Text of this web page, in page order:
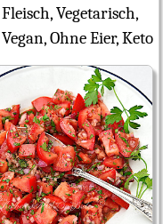
Fleisch, Vegetarisch,
Vegan, Ohne Eier, Keto